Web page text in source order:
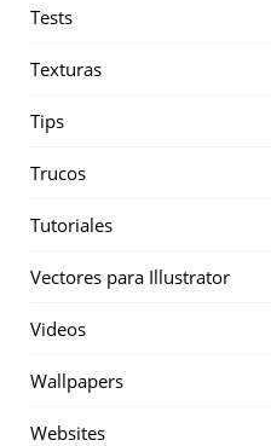
Tests
Texturas
Tips
Trucos
Tutoriales
Vectores para Illustrator
Videos
Wallpapers
Websites